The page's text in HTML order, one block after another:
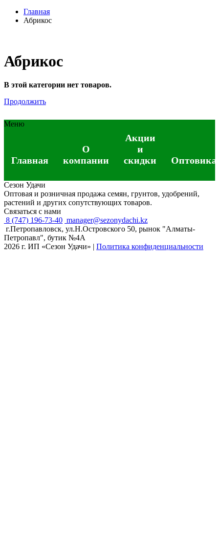
Главная
Абрикос
Абрикос
В этой категории нет товаров.
Продолжить
Меню
Главная
О
компании
Акции
и
скидки
Сезон Удачи
Оптовая и розничная продажа семян, грунтов, удобрений,
растений и других сопутствующих товаров.
Связаться с нами
8 (747) 196-73-40 manager@sezonydachi.kz
г.Петропавловск, ул.Н.Островского 50, рынок "Алматы-
Петропавл", бутик №4A
2026 г. ИП «Сезон Удачи» | Политика конфиденциальности